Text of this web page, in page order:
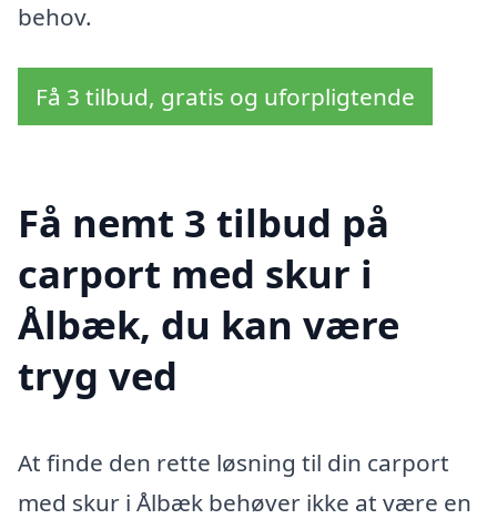
behov.
Få 3 tilbud, gratis og uforpligtende
Få nemt 3 tilbud på
carport med skur i
Ålbæk, du kan være
tryg ved
At finde den rette løsning til din carport
med skur i Ålbæk behøver ikke at være en